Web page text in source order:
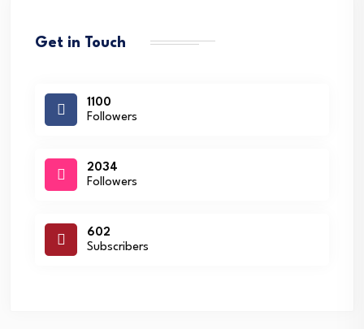
Get in Touch
1100
Followers
2034
Followers
602
Subscribers